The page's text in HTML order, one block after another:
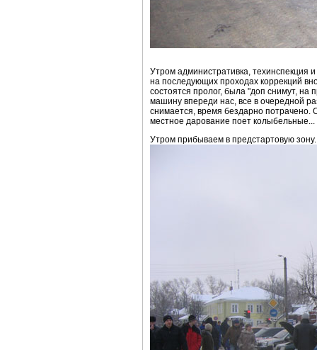
Утром административка, техинспекция
на последующих проходах коррекций
состоятся пролог, была "доп снимут, на
машину впереди нас, все в очередной
снимается, время бездарно потрачено.
местное дарование поет колыбельные...
Утром прибываем в предстартовую зону.